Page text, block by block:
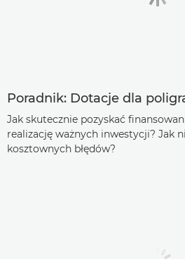
Poradnik: Dotacje dla
Jak skutecznie pozyskać
realizację ważnych inwestycji? Jak
kosztownych błędów?